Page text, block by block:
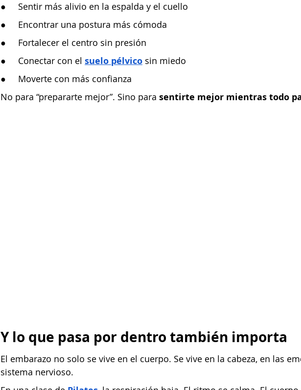
●     Sentir más alivio en la espalda y el cuello
●     Encontrar una postura más cómoda
●     Fortalecer el centro sin presión
●     Conectar con el suelo pélvico sin miedo
●     Moverte con más confianza
No para “prepararte mejor”. Sino para sentirte mejor mientras todo
Y lo que pasa por dentro también importa
El embarazo no solo se vive en el cuerpo. Se vive en la cabeza, en las
sistema nervioso.